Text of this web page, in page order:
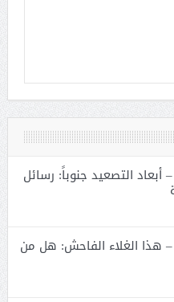
أبعاد التصعيد جنوباً: رسائل
– هذا الغلاء الفاحش: هل من